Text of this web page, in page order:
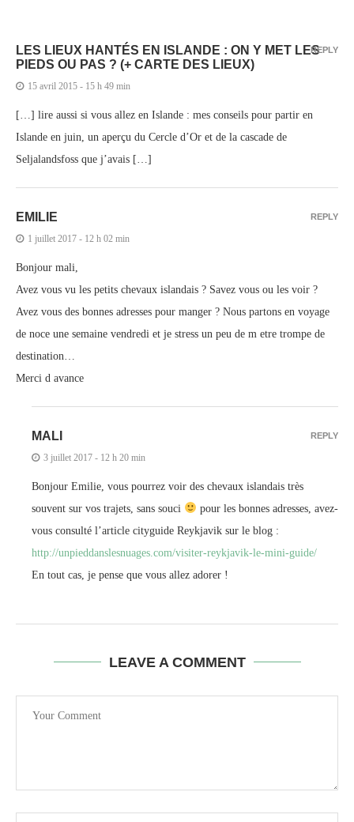
LES LIEUX HANTÉS EN ISLANDE : ON Y MET LES
PIEDS OU PAS ? (+ CARTE DES LIEUX)
15 avril 2015 - 15 h 49 min
[…] lire aussi si vous allez en Islande : mes conseils pour partir en
Islande en juin, un aperçu du Cercle d’Or et de la cascade de
Seljalandsfoss que j’avais […]
REPLY
EMILIE
1 juillet 2017 - 12 h 02 min
Bonjour mali,
Avez vous vu les petits chevaux islandais ? Savez vous ou les voir ?
Avez vous des bonnes adresses pour manger ? Nous partons en voyage
de noce une semaine vendredi et je stress un peu de m etre trompe de
destination…
Merci d avance
REPLY
MALI
3 juillet 2017 - 12 h 20 min
Bonjour Emilie, vous pourrez voir des chevaux islandais très
souvent sur vos trajets, sans souci
pour les bonnes adresses, avez-
vous consulté l’article cityguide Reykjavik sur le blog :
http://unpieddanslesnuages.com/visiter-reykjavik-le-mini-guide/
En tout cas, je pense que vous allez adorer !
REPLY
LEAVE A COMMENT